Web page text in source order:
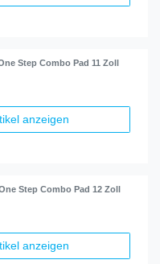
Step Combo Pad 11 Zoll
anzeigen
Step Combo Pad 12 Zoll
anzeigen